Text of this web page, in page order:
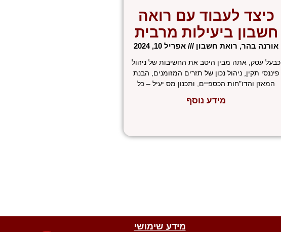
כיצד לעבוד עם רואה
חשבון ביעילות מרבית
אורנה בהר, רואת חשבון אפריל 10, 2024
כבעל עסק, אתה מבין היטב את החשיבות של ניהול
פיננסי תקין, ניהול נכון של תזרים המזומנים, הבנת
המאזן והדו"חות הכספיים, ותכנון מס יעיל – כל
מידע נוסף
מידע שימושי